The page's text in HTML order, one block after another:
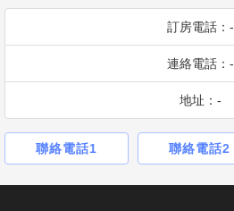
訂房電話：-
連絡電話：-
地址：-
聯絡電話1 聯絡電話2